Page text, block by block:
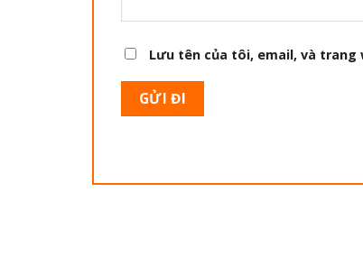
Lưu tên của tôi, email, và